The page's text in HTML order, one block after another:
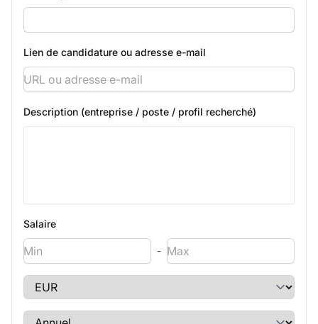
Lien de candidature ou adresse e-mail
Description (entreprise / poste / profil recherché)
Salaire
-